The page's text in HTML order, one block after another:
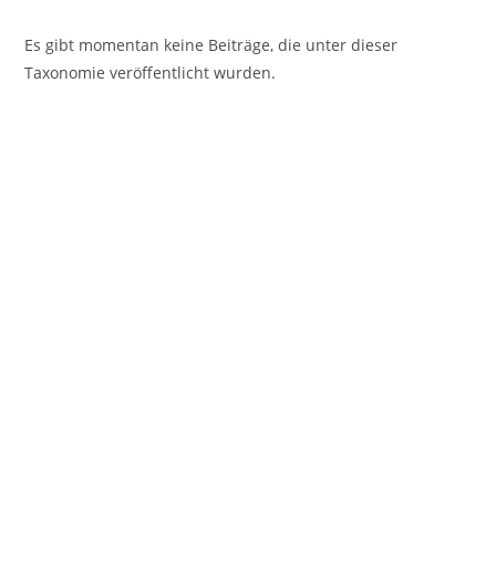
Es gibt momentan keine Beiträge, die unter dieser
Taxonomie veröffentlicht wurden.